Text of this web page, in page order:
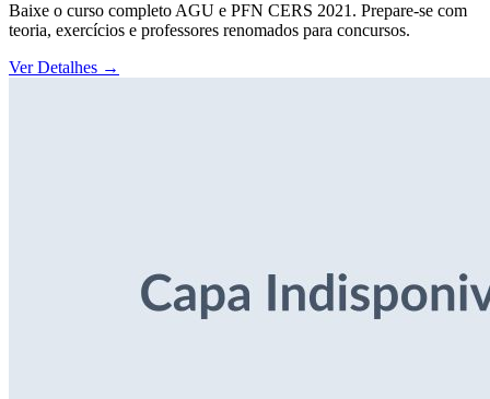
Baixe o curso completo AGU e PFN CERS 2021. Prepare-se com
teoria, exercícios e professores renomados para concursos.
Ver Detalhes →